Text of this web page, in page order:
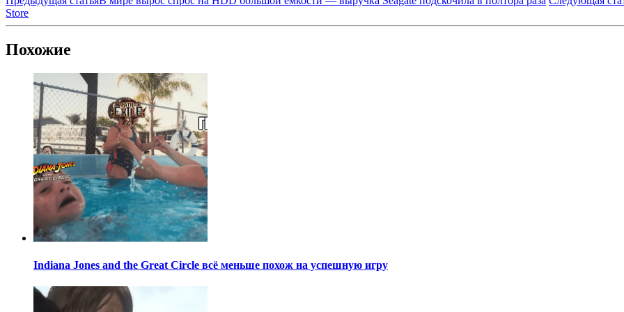
Store
Похожие
Indiana Jones and the Great Circle всё меньше похож на успешную игру